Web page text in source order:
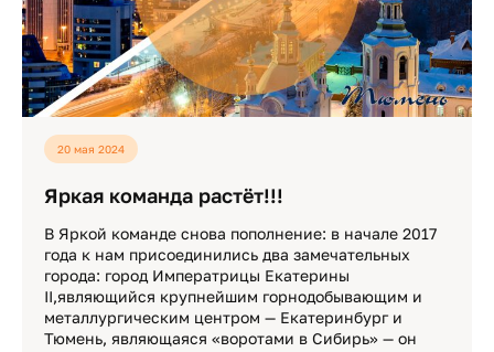
20 мая 2024
Яркая команда растёт!!!
В Яркой команде снова пополнение: в начале 2017
года к нам присоединились два замечательных
города: город Императрицы Екатерины
II,являющийся крупнейшим горнодобывающим и
металлургическим центром — Екатеринбург и
Тюмень, являющаяся «воротами в Сибирь» — он